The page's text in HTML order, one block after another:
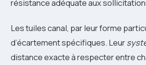
résistance adéquate aux
Les tuiles canal, par leur forme
d’écartement spécifiques. Leur
distance exacte à respecter entre